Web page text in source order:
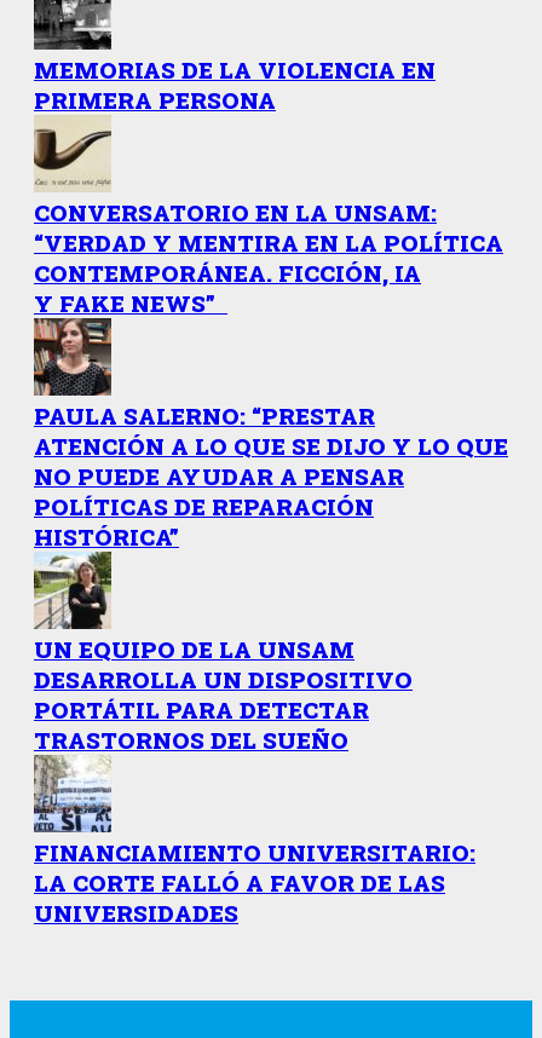
MEMORIAS DE LA VIOLENCIA EN
PRIMERA PERSONA
CONVERSATORIO EN LA UNSAM:
“VERDAD Y MENTIRA EN LA POLÍTICA
CONTEMPORÁNEA. FICCIÓN, IA
Y FAKE NEWS”
PAULA SALERNO: “PRESTAR
ATENCIÓN A LO QUE SE DIJO Y LO QUE
NO PUEDE AYUDAR A PENSAR
POLÍTICAS DE REPARACIÓN
HISTÓRICA”
UN EQUIPO DE LA UNSAM
DESARROLLA UN DISPOSITIVO
PORTÁTIL PARA DETECTAR
TRASTORNOS DEL SUEÑO
FINANCIAMIENTO UNIVERSITARIO:
LA CORTE FALLÓ A FAVOR DE LAS
UNIVERSIDADES